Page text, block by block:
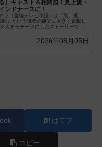
】キャスト＆相関図！見上愛・
ンドナースに！
ラ（連続テレビ小説）は『風、薫
師」という職業の確立に大きく貢献し
2人をモチーフにしたストーリーで
2026年08月05日
はてブ
コピー